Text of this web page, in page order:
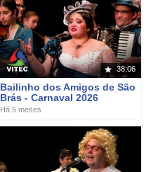
38:06
Bailinho dos Amigos de São
Brás - Carnaval 2026
Há 5 meses